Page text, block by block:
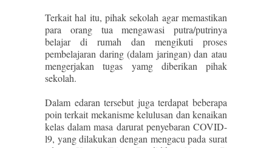
Terkait hal itu, pihak sekolah agar memastikan
para orang tua mengawasi putra/putrinya
belajar di rumah dan mengikuti proses
pembelajaran daring (dalam jaringan) dan atau
mengerjakan tugas yamg diberikan pihak
sekolah.
Dalam edaran tersebut juga terdapat beberapa
poin terkait mekanisme kelulusan dan kenaikan
kelas dalam masa darurat penyebaran COVID-
l9, yang dilakukan dengan mengacu pada surat